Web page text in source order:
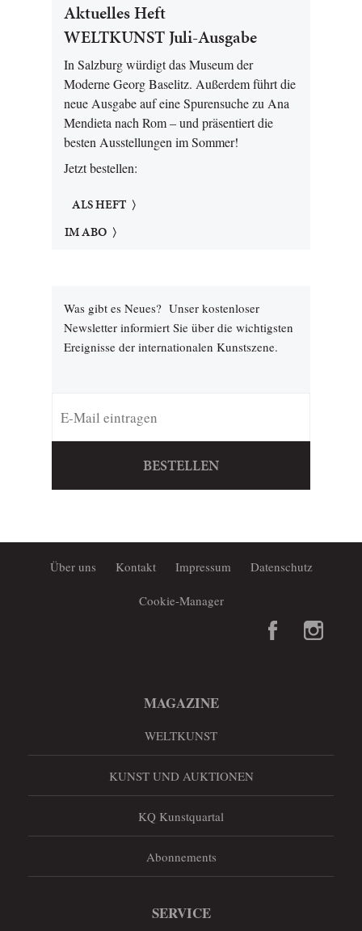
Aktuelles Heft
WELTKUNST Juli-Ausgabe
In Salzburg würdigt das Museum der
Moderne Georg Baselitz. Außerdem führt die
neue Ausgabe auf eine Spurensuche zu Ana
Mendieta nach Rom – und präsentiert die
besten Ausstellungen im Sommer!
Jetzt bestellen:
ALS HEFT
IM ABO
Was gibt es Neues? Unser kostenloser
Newsletter informiert Sie über die wichtigsten
Ereignisse der internationalen Kunstszene.
BESTELLEN
Über uns Kontakt Impressum Datenschutz
Cookie-Manager
MAGAZINE
WELTKUNST
KUNST UND AUKTIONEN
KQ Kunstquartal
Abonnements
SERVICE